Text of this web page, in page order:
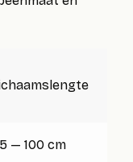
— 100 cm